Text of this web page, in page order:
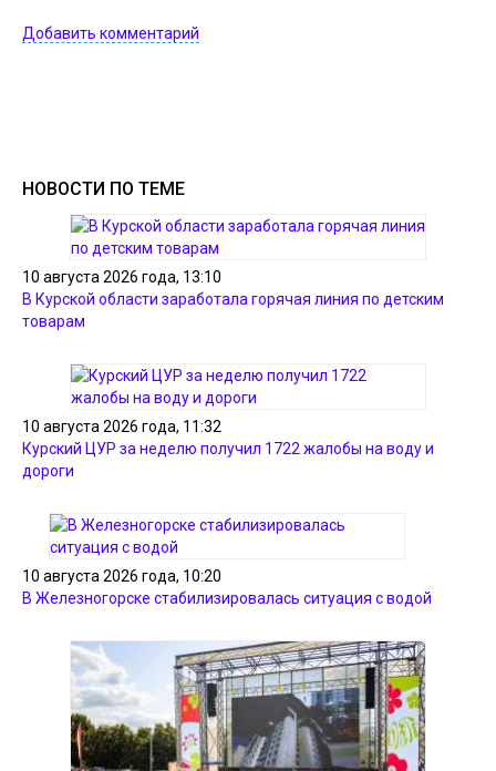
Добавить комментарий
НОВОСТИ ПО ТЕМЕ
10 августа 2026 года, 13:10
В Курской области заработала горячая линия по детским
товарам
10 августа 2026 года, 11:32
Курский ЦУР за неделю получил 1722 жалобы на воду и
дороги
10 августа 2026 года, 10:20
В Железногорске стабилизировалась ситуация с водой